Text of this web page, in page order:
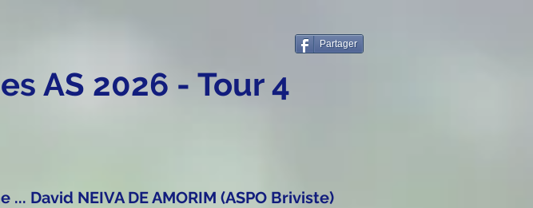
Partager
AS 2026 - Tour 4
David NEIVA DE AMORIM (ASPO Briviste)